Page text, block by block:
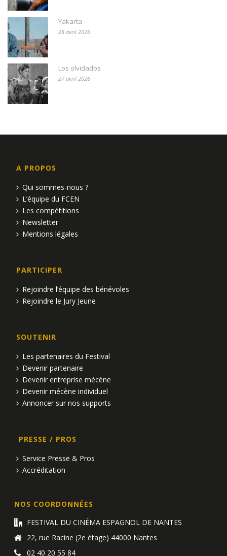
Yakarta
28 avril 2026
Los olvidados
27 avril 2026
A PROPOS
Qui sommes-nous ?
L’équipe du FCEN
Les compétitions
Newsletter
Mentions légales
PARTICIPER
Rejoindre l’équipe des bénévoles
Rejoindre le Jury Jeune
SOUTENIR
Les partenaires du Festival
Devenir partenaire
Devenir entreprise mécène
Devenir mécène individuel
Annoncer sur nos supports
PRESSE / PROS
Service Presse & Pros
Accréditation
NOS COORDONNÉES
FESTIVAL DU CINÉMA ESPAGNOL DE NANTES
22, rue Racine (2e étage) 44000 Nantes
02 40 20 55 84